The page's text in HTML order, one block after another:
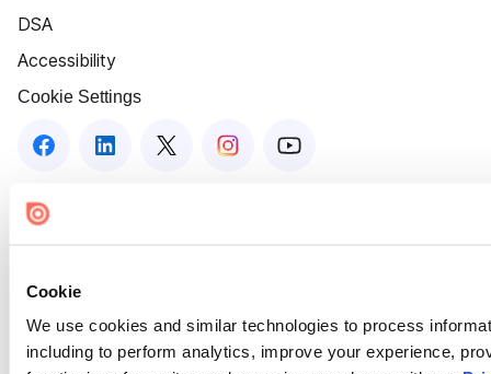
Cookie
We use cookies and similar technologies to process
including to perform analytics, improve your experience,
DSA
Accessibility
Cookie Settings